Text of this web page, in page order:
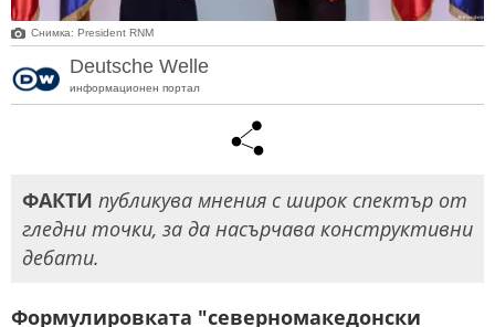
Снимка: President RNM
Deutsche Welle
информационен портал
ФАКТИ публикува мнения с широк спектър от
гледни точки, за да насърчава конструктивни
дебати.
Формулировката "северномакедонски